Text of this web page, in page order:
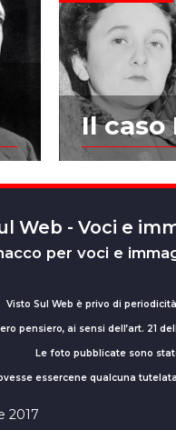
Il caso
Web - Voci e
per voci e
Visto Sul Web è privo di
pensiero, ai sensi dell’art. 21
Le foto pubblicate sono
essercene qualcuna
2017